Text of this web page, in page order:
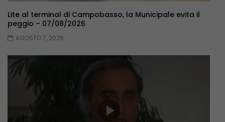
Lite al terminal di Campobasso, la Municipale evita il
peggio – 07/08/2026
AGOSTO 7, 2026